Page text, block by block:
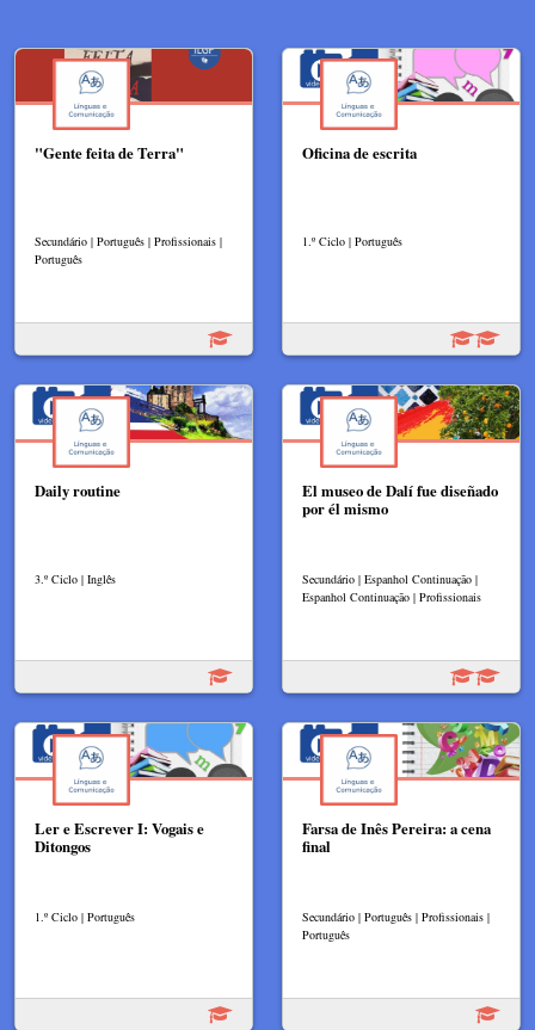
"Gente feita de Terra"
Secundário | Português | Profissionais |
Português
Oficina de escrita
1.º Ciclo | Português
Daily routine
3.º Ciclo | Inglês
El museo de Dalí fue diseñado
por él mismo
Secundário | Espanhol Continuação |
Espanhol Continuação | Profissionais
Ler e Escrever I: Vogais e
Ditongos
1.º Ciclo | Português
Farsa de Inês Pereira: a cena
final
Secundário | Português | Profissionais |
Português